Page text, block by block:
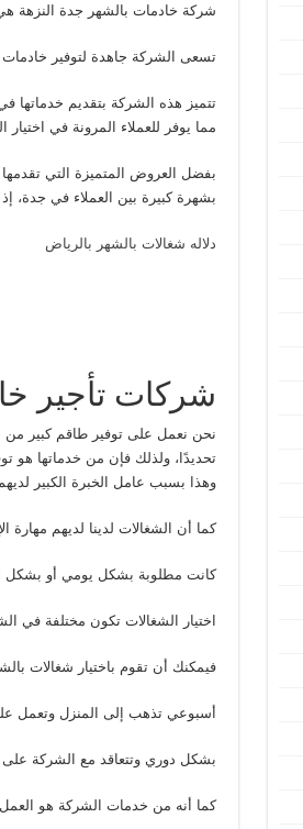
شركة خادمات بالشهر جدة النزهة هي
تسعى الشركة جاهدة لتوفير خادمات
تتميز هذه الشركة بتقديم خدماتها
مما يوفر للعملاء المرونة في اختيار
بفضل العروض المتميزة التي
بشهرة كبيرة بين العملاء في جدة،
دلاله شغالات بالشهر بالرياض
شركات تأجير
نحن نعمل على توفير طاقم كبير من
تحديدًا، ولذلك فإن من خدماتها هو
وهذا بسبب عامل الخبرة الكبير لديهم.
كما أن الشغالات لدينا لديهم مهارة
كانت مطلوبة بشكل يومي أو بشكل
اختيار الشغالات تكون مختلفة في
فيمكنك أن تقوم باختيار شغالات
أسبوعي تذهب إلى المنزل وتعمل
بشكل دوري وتتعاقد مع الشركة
كما أنه من خدمات الشركة هو العمل